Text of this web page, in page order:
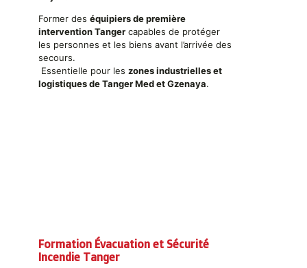
Former des équipiers de première
intervention Tangercapables de protéger
les personnes et les biens avant l’arrivée des
secours.
Essentielle pour les zones industrielles et
logistiques de Tanger Med et Gzenaya.
Formation Évacuation et Sécurité
Incendie Tanger